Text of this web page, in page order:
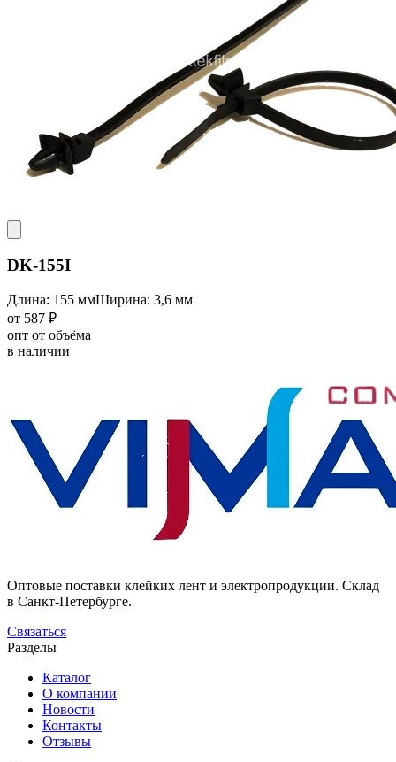
DK-155I
Длина: 155 ммШирина: 3,6 мм
от 587 ₽
опт от объёма
в наличии
Оптовые поставки клейких лент и электропродукции. Склад
в Санкт-Петербурге.
Связаться
Разделы
Каталог
О компании
Новости
Контакты
Отзывы